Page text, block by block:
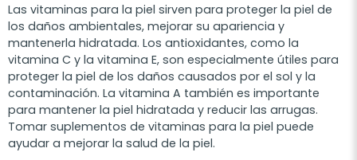
Las vitaminas para la piel sirven para proteger la piel de
los daños ambientales, mejorar su apariencia y
mantenerla hidratada. Los antioxidantes, como la
vitamina C y la vitamina E, son especialmente útiles para
proteger la piel de los daños causados por el sol y la
contaminación. La vitamina A también es importante
para mantener la piel hidratada y reducir las arrugas.
Tomar suplementos de vitaminas para la piel puede
ayudar a mejorar la salud de la piel.